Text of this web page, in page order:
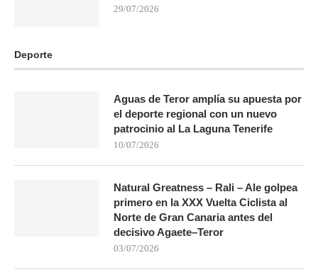
29/07/2026
Deporte
Aguas de Teror amplía su apuesta por
el deporte regional con un nuevo
patrocinio al La Laguna Tenerife
10/07/2026
Natural Greatness – Rali – Ale golpea
primero en la XXX Vuelta Ciclista al
Norte de Gran Canaria antes del
decisivo Agaete–Teror
03/07/2026